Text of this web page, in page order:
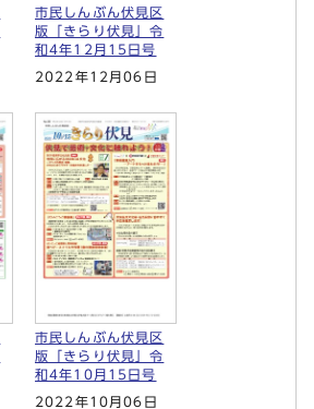
市民しんぶん伏見区
版「きらり伏見」令
和4年12月15日号
2022年12月06日
市民しんぶん伏見区
版「きらり伏見」令
和4年10月15日号
2022年10月06日